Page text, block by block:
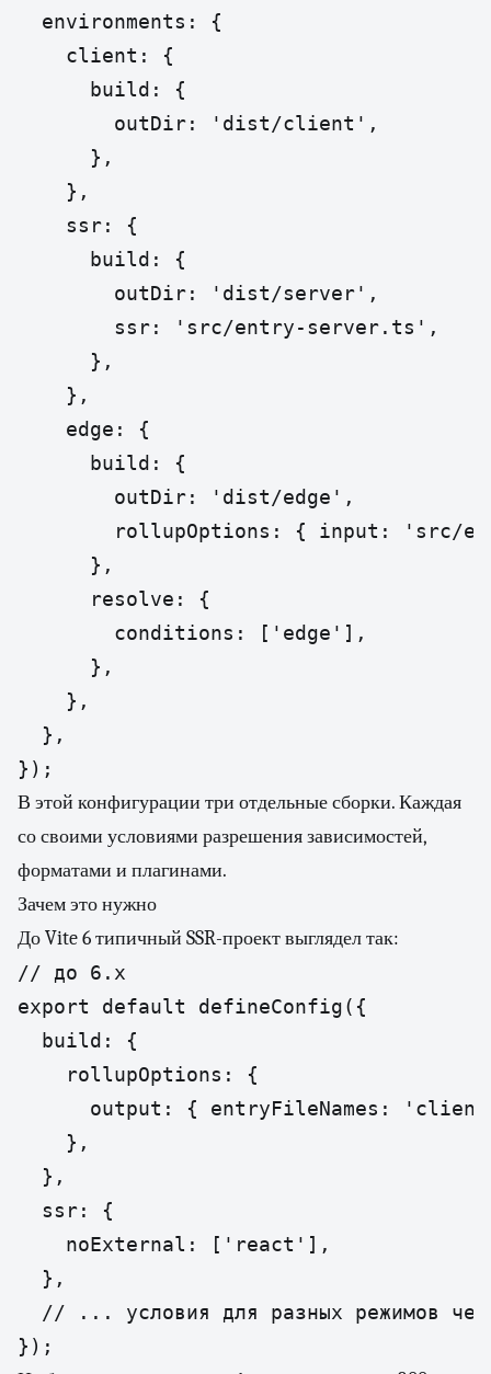
  environments: {
    client: {
      build: {
        outDir: 'dist/client',
      },
    },
    ssr: {
      build: {
        outDir: 'dist/server',
        ssr: 'src/entry-server.ts',
      },
    },
    edge: {
      build: {
        outDir: 'dist/edge',
rollupOptions: { input: 'src/
      },
      resolve: {
        conditions: ['edge'],
      },
    },
  },
});
В этой конфигурации три отдельные сборки. Каждая
со своими условиями разрешения зависимостей,
форматами и плагинами.
Зачем это нужно
До Vite 6 типичный SSR-проект выглядел так:
// до 6.x
export default defineConfig({
  build: {
    rollupOptions: {
output: { entryFileNames:
    },
  },
  ssr: {
    noExternal: ['react'],
  },
// ... условия для разных режимов
});